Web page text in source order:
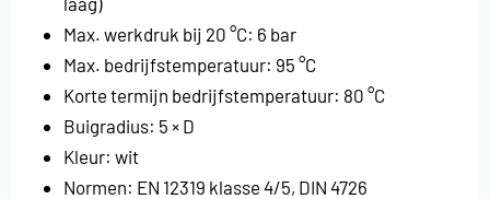
Max. werkdruk bij 20 °C: 6 bar
Max. bedrijfstemperatuur: 95 °C
Korte termijn bedrijfstemperatuur: 80 °C
Buigradius: 5 × D
Kleur: wit
Normen: EN 12319 klasse 4/5, DIN 4726